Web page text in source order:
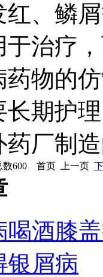
红、鳞
于治疗
药物的
长期护
药厂制
数600 首页 上一页
喝酒膝
银屑病